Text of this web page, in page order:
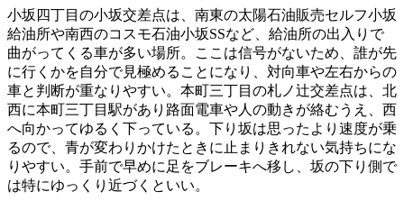
小坂四丁目の小坂交差点は、南東の太陽石油販売セルフ小坂
給油所や南西のコスモ石油小坂SSなど、給油所の出入りで
曲がってくる車が多い場所。ここは信号がないため、誰が先
に行くかを自分で見極めることになり、対向車や左右からの
車と判断が重なりやすい。本町三丁目の札ノ辻交差点は、北
西に本町三丁目駅があり路面電車や人の動きが絡むうえ、西
へ向かってゆるく下っている。下り坂は思ったより速度が乗
るので、青が変わりかけたときに止まりきれない気持ちにな
りやすい。手前で早めに足をブレーキへ移し、坂の下り側で
は特にゆっくり近づくといい。